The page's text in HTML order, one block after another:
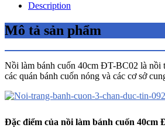
Description
Mô tả sản phẩm
Nồi làm bánh cuốn 40cm ĐT-BC02 là nồi
các quán bánh cuốn nóng và các cơ sở
Đặc điểm của nồi làm bánh cuốn 40cm